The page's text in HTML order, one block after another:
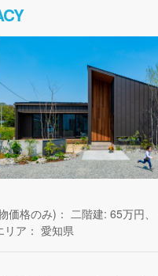
価格のみ)： 二階建: 65万円
ア： 愛知県